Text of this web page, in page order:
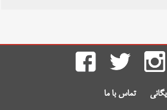
تماس با ما